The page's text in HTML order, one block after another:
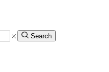
Search